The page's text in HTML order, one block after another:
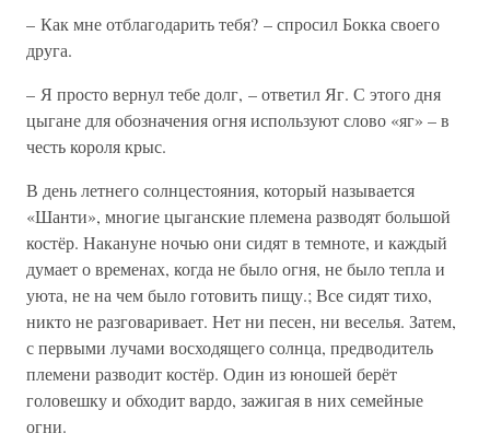
– Как мне отблагодарить тебя? – спросил Бокка своего
друга.
– Я просто вернул тебе долг, – ответил Яг. С этого дня
цыгане для обозначения огня используют слово «яг» – в
честь короля крыс.
В день летнего солнцестояния, который называется
«Шанти», многие цыганские племена разводят большой
костёр. Накануне ночью они сидят в темноте, и каждый
думает о временах, когда не было огня, не было тепла и
уюта, не на чем было готовить пищу.; Все сидят тихо,
никто не разговаривает. Нет ни песен, ни веселья. Затем,
с первыми лучами восходящего солнца, предводитель
племени разводит костёр. Один из юношей берёт
головешку и обходит вардо, зажигая в них семейные
огни.